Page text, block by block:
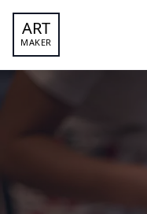
ART
MAKER